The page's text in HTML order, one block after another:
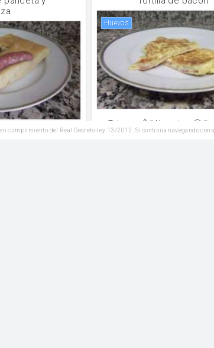
Comentar
huevos
Leer 0 Me gusta
del Real Decreto-ley 13/2012. Si continúa navegando